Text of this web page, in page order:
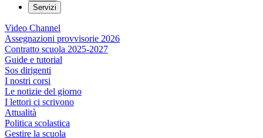
Servizi
Video Channel
Assegnazioni provvisorie 2026
Contratto scuola 2025-2027
Guide e tutorial
Sos dirigenti
I nostri corsi
Le notizie del giorno
I lettori ci scrivono
Attualità
Politica scolastica
Gestire la scuola